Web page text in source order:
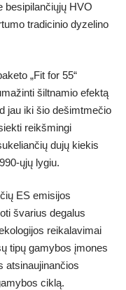
besipilančiųjų HVO
tradicinio dyzelino
„Fit for 55“
šiltnamio efektą
jau iki šio dešimtmečio
reikšmingi
dujų kiekis
ųjų lygiu.
ES emisijos
švarius degalus
reikalavimai
tipų gamybos įmones
atsinaujinančios
ciklą.